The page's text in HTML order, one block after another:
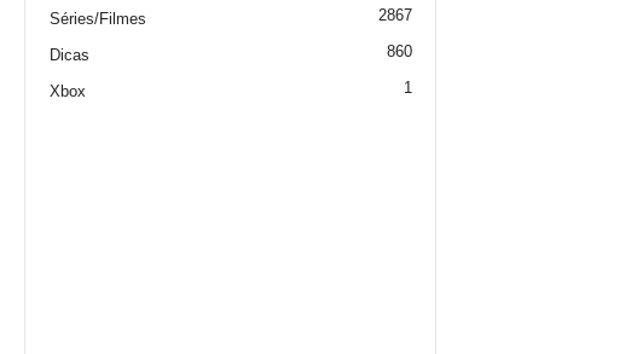
Séries/Filmes 2867
Dicas 860
Xbox 1